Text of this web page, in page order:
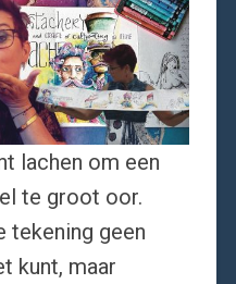
lachen om een
te groot oor.
tekening geen
kunt, maar